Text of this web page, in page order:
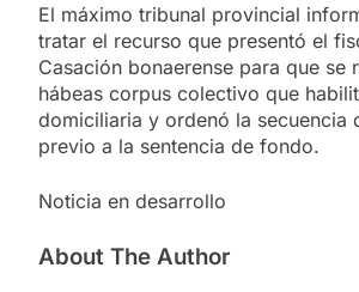
El máximo tribunal provincial
tratar el recurso que presentó el
Casación bonaerense para que se
hábeas corpus colectivo que
domiciliaria y ordenó la secuencia
previo a la sentencia de fondo.
Noticia en desarrollo
About The Author